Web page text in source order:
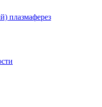
плазмаферез